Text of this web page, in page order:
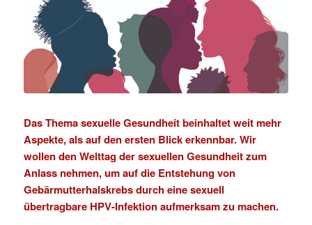
Das Thema sexuelle Gesundheit beinhaltet weit mehr
Aspekte, als auf den ersten Blick erkennbar. Wir
wollen den Welttag der sexuellen Gesundheit zum
Anlass nehmen, um auf die Entstehung von
Gebärmutterhalskrebs durch eine sexuell
übertragbare HPV-Infektion aufmerksam zu machen.